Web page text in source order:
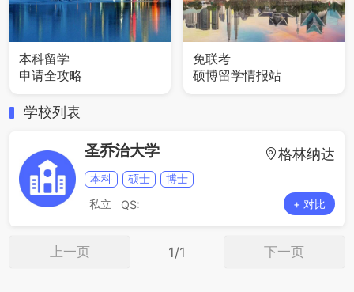
本科留学
申请全攻略
免联考
硕博留学情报站
学校列表
圣乔治大学 格林纳达
本科 硕士
博士
私立
QS: + 对比
上一页 1/1 下一页